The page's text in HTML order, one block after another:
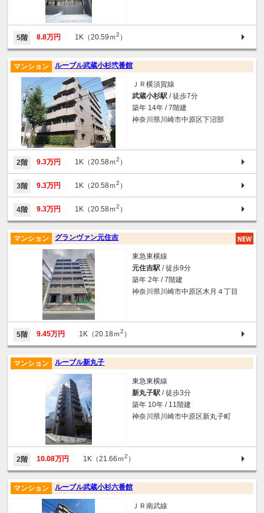
5階 8.8万円 1K（20.59ｍ2 ）
ルーブル武蔵小杉弐番館
マンション
ＪＲ横須賀線
武蔵小杉駅 / 徒歩7分
築年 14年 / 7階建
神奈川県川崎市中原区下沼部
2階 9.3万円 1K（20.58ｍ2 ）
3階 9.3万円 1K（20.58ｍ2 ）
4階 9.3万円 1K（20.58ｍ2 ）
グランヴァン元住吉
マンション
東急東横線
元住吉駅 / 徒歩9分
築年 2年 / 7階建
神奈川県川崎市中原区木月４丁目
5階 9.45万円 1K（20.18ｍ2 ）
ルーブル新丸子
マンション
東急東横線
新丸子駅 / 徒歩3分
築年 10年 / 11階建
神奈川県川崎市中原区新丸子町
2階 10.08万円 1K（21.66ｍ2 ）
ルーブル武蔵小杉六番館
マンション
ＪＲ南武線